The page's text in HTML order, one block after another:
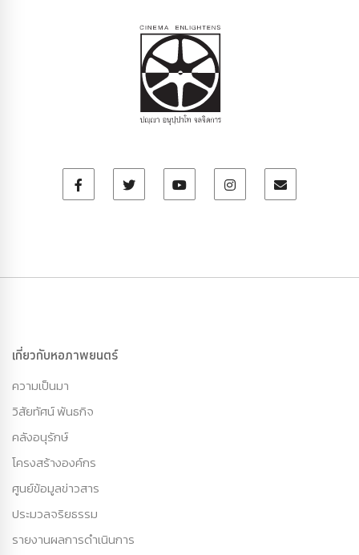
เกี่ยวกับหอภาพยนตร์
ความเป็นมา
วิสัยทัศน์ พันธกิจ
คลังอนุรักษ์
โครงสร้างองค์กร
ศูนย์ข้อมูลข่าวสาร
ประมวลจริยธรรม
รายงานผลการดำเนินการ